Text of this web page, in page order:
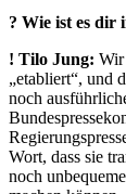
? Wie ist es dir
! Tilo Jung: Wir
„etabliert“, und
noch
Wort, dass sie
noch